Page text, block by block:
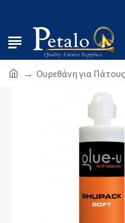
Ουρεθάνη για